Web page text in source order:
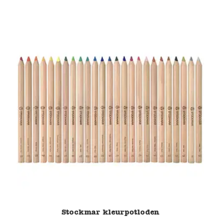
Stockmar kleurpotloden